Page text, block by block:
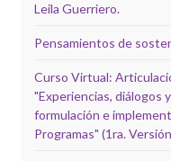
Leila Guerriero.
Pensamientos de
Curso Virtual:
"Experiencias, diálogos
formulación e
Programas" (1ra.